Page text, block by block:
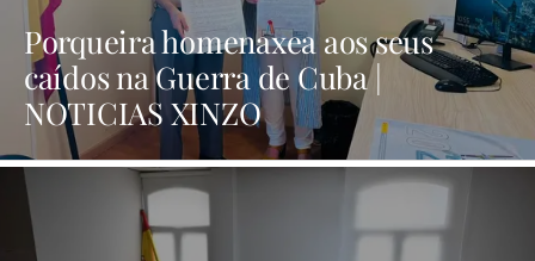
Porqueira homenaxea aos seus
caídos na Guerra de Cuba |
NOTICIAS XINZO